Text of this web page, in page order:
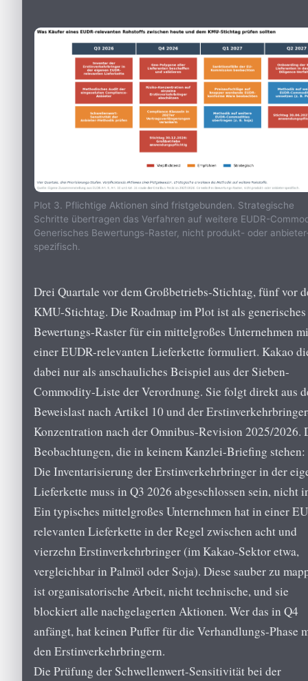
Plot 3. Pflichtige Aktionen sind fristgebunden. Strategische
Schritte übertragen das Verfahren auf weitere EUDR-
Generisches Bewertungs-Raster, nicht produkt- oder
spezifisch.
Drei Quartale vor dem Großbetriebs-Stichtag, fünf vor
KMU-Stichtag. Die Roadmap im Plot ist als generisches
Bewertungs-Raster für ein mittelgroßes Unternehmen
einer EUDR-relevanten Lieferkette formuliert. Kakao
dabei nur als anschauliches Beispiel aus der Sieben-
Commodity-Liste der Verordnung. Sie folgt direkt aus
Beweislast nach Artikel 10 und der
Konzentration nach der Omnibus-Revision 2025/2026.
Beobachtungen, die in keinem Kanzlei-Briefing stehen:
Die Inventarisierung der Erstinverkehrbringer in der
Lieferkette muss in Q3 2026 abgeschlossen sein, nicht
Ein typisches mittelgroßes Unternehmen hat in einer
relevanten Lieferkette in der Regel zwischen acht und
vierzehn Erstinverkehrbringer (im Kakao-Sektor etwa,
vergleichbar in Palmöl oder Soja). Diese sauber zu
ist organisatorische Arbeit, nicht technische, und sie
blockiert alle nachgelagerten Aktionen. Wer das in Q4
anfängt, hat keinen Puffer für die Verhandlungs-Phase
den Erstinverkehrbringern.
Die Prüfung der Schwellenwert-Sensitivität bei der